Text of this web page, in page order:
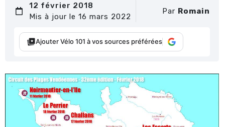
12 février 2018
Mis à jour le 16 mars 2022
Par Romain
Ajouter Vélo 101 à vos sources préférées